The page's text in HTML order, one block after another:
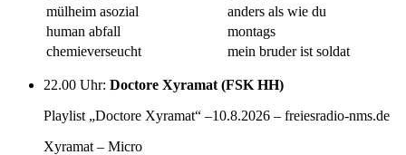
mülheim asozial
anders als wie du
human abfall
montags
chemieverseucht
mein bruder ist soldat
22.00 Uhr: Doctore Xyramat (FSK HH)
Playlist „Doctore Xyramat“ –10.8.2026 – freiesradio-nms.de
Xyramat – Micro